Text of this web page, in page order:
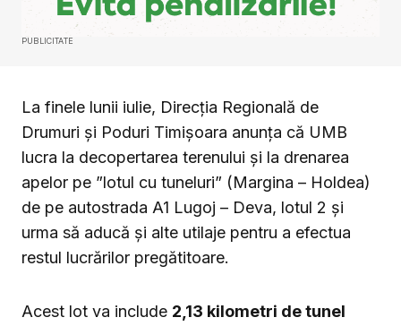
PUBLICITATE
La finele lunii iulie, Direcția Regională de
Drumuri și Poduri Timișoara anunța că UMB
lucra la decopertarea terenului și la drenarea
apelor pe ”lotul cu tuneluri” (Margina – Holdea)
de pe autostrada A1 Lugoj – Deva, lotul 2 și
urma să aducă și alte utilaje pentru a efectua
restul lucrărilor pregătitoare.
Acest lot va include 2,13 kilometri de tunel